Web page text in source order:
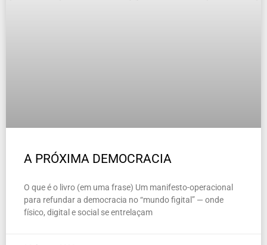
A PRÓXIMA DEMOCRACIA
O que é o livro (em uma frase) Um manifesto-operacional
para refundar a democracia no “mundo figital” — onde
físico, digital e social se entrelaçam